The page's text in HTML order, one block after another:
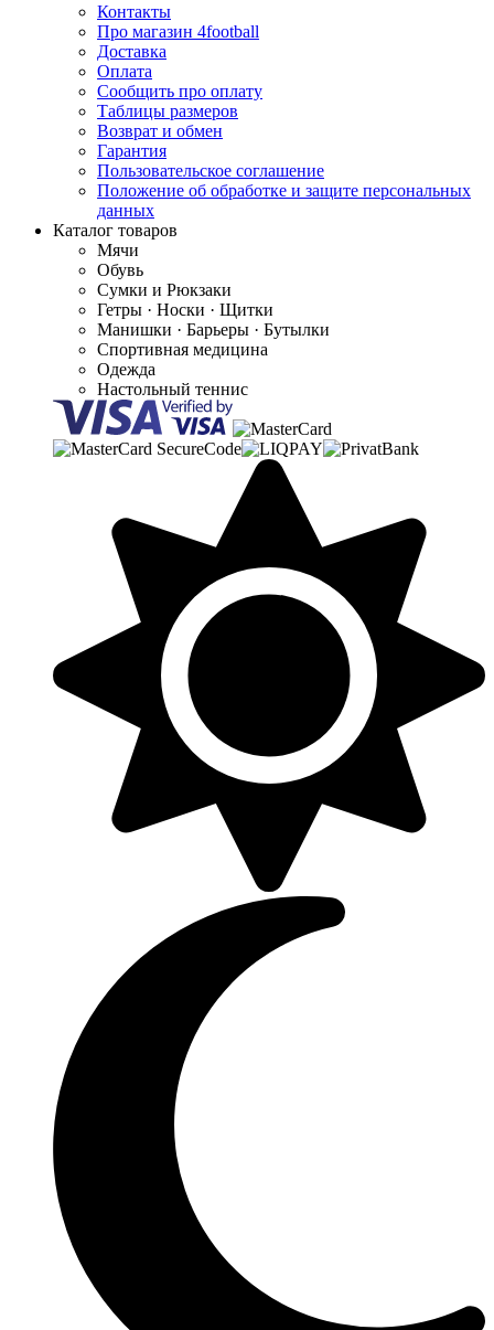
Контакты
Про магазин 4football
Доставка
Оплата
Сообщить про оплату
Таблицы размеров
Возврат и обмен
Гарантия
Пользовательское соглашение
Положение об обработке и защите персональных
данных
Каталог товаров
Мячи
Обувь
Сумки и Рюкзаки
Гетры · Носки · Щитки
Манишки · Барьеры · Бутылки
Спортивная медицина
Одежда
Настольный теннис